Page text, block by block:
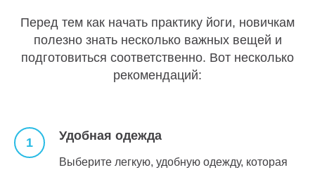
Перед тем как начать практику йоги, новичкам
полезно знать несколько важных вещей и
подготовиться соответственно. Вот несколько
рекомендаций:
Удобная одежда
Выберите легкую, удобную одежду, которая